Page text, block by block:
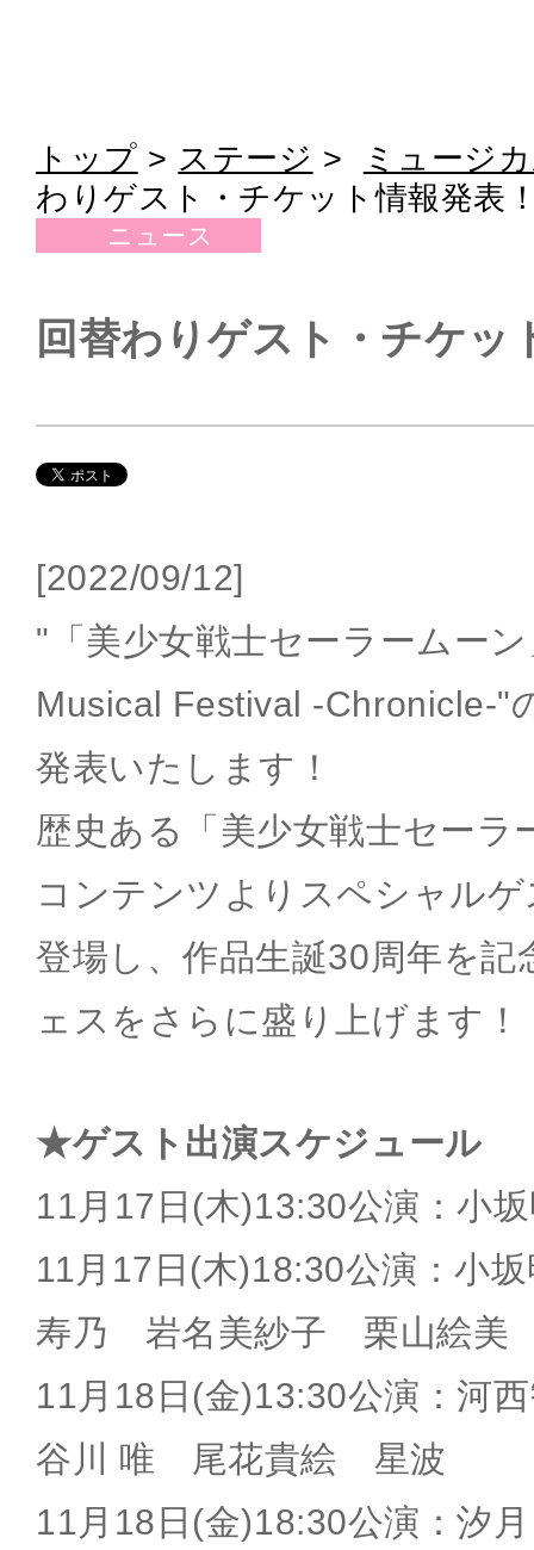
トップ > ステージ >
ミュージ
わりゲスト・チケット情報発表
ニュース
回替わりゲスト・チケッ
[2022/09/12]
"「美少女戦士セーラームー
Musical Festival -Chronicle-"
発表いたします！
歴史ある「美少女戦士セーラ
コンテンツよりスペシャル
登場し、作品生誕30周年を
ェスをさらに盛り上げます！
★ゲスト出演スケジュール
11月17日(木)13:30公演：小
11月17日(木)18:30公演：
寿乃 岩名美紗子 栗山絵美
11月18日(金)13:30公演：
谷川 唯 尾花貴絵 星波
11月18日(金)18:30公演：汐